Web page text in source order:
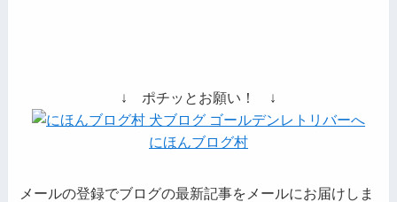
↓ ポチッとお願い！ ↓
にほんブログ村
メールの登録でブログの最新記事をメールにお届けしま